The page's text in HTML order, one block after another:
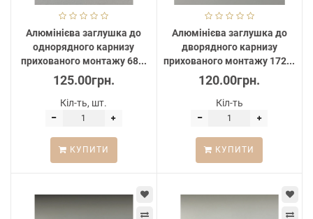
Алюмінієва заглушка до
однорядного карнизу
прихованого монтажу 68...
125.00грн.
Кіл-ть, шт.
КУПИТИ
Алюмінієва заглушка до
дворядного карнизу
прихованого монтажу 172...
120.00грн.
Кіл-ть
КУПИТИ